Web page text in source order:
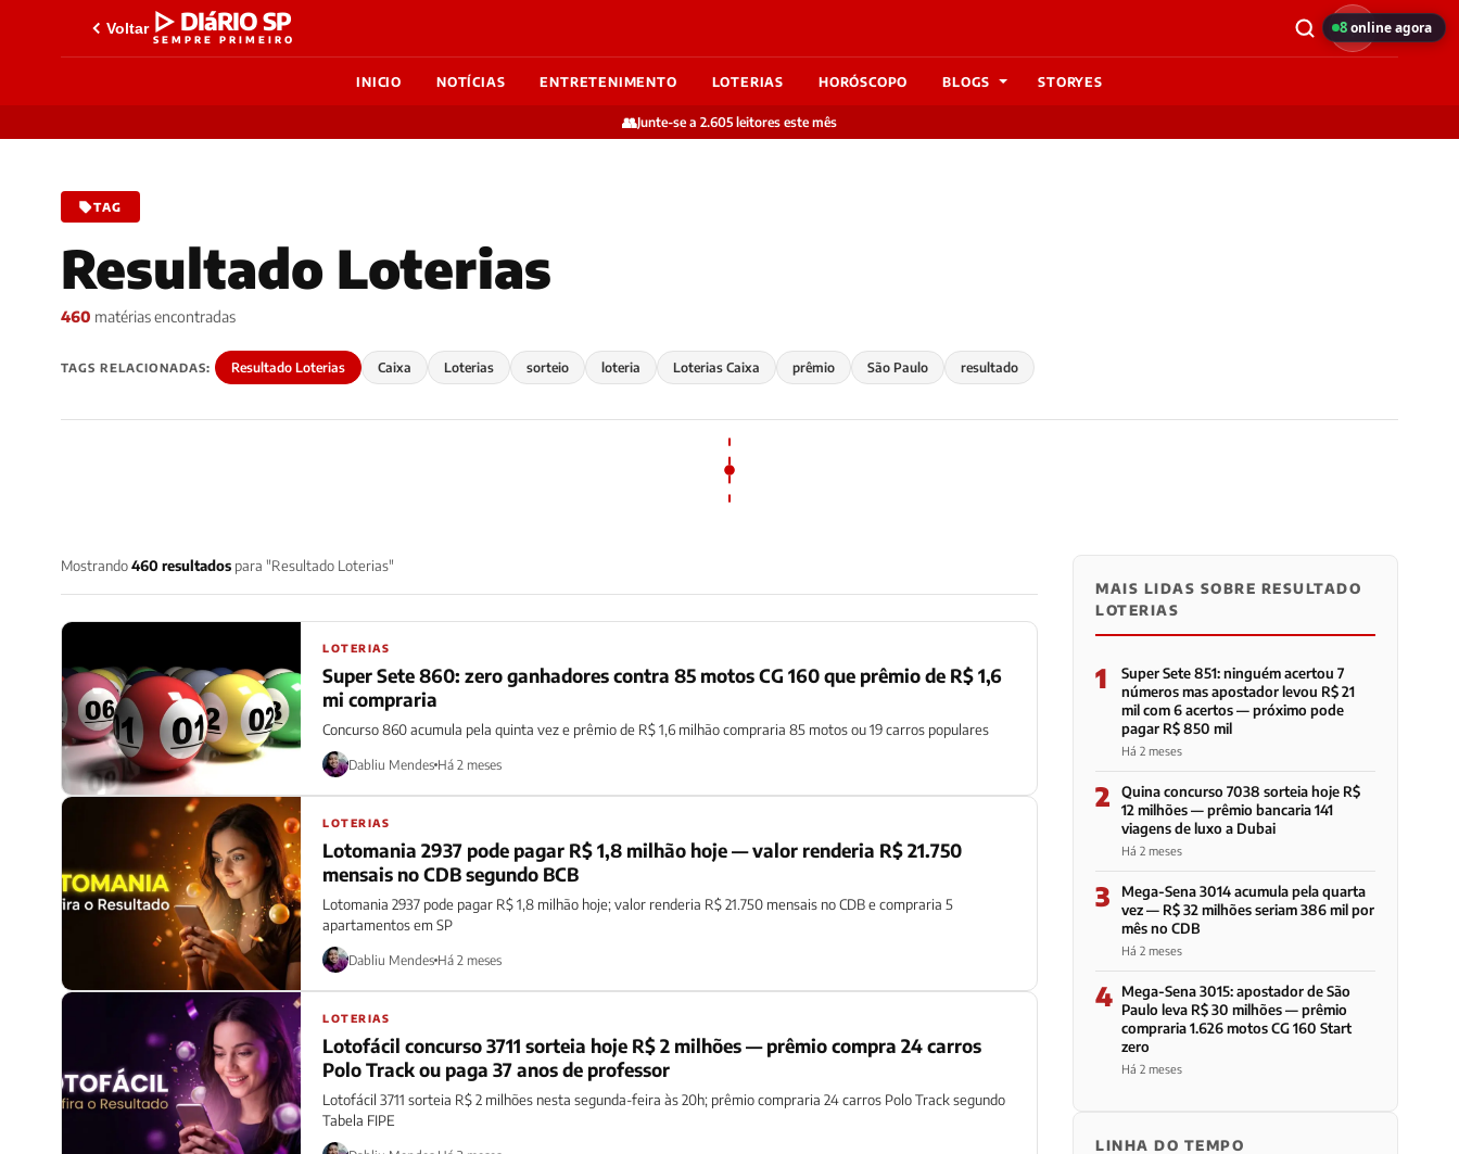
Voltar ▷ DIáRIO SP
SEMPRE PRIMEIRO
INICIO NOTÍCIAS ENTRETENIMENTO LOTERIAS HORÓSCOPO BLOGS STORYES
👥Junte-se a 2.605 leitores este mês
TAG
Resultado Loterias
460 matérias encontradas
TAGS RELACIONADAS: Resultado Loterias Caixa Loterias sorteio loteria Loterias Caixa prêmio São Paulo resultado
Mostrando460 resultados para "Resultado Loterias"
LOTERIAS
Super Sete 860: zero ganhadores contra 85 motos CG 160 que prêmio de R$ 1,6
mi compraria
Concurso 860 acumula pela quinta vez e prêmio de R$ 1,6 milhão compraria 85 motos ou 19 carros populares
Dabliu Mendes Há 2 meses
LOTERIAS
Lotomania 2937 pode pagar R$ 1,8 milhão hoje — valor renderia R$ 21.750
mensais no CDB segundo BCB
Lotomania 2937 pode pagar R$ 1,8 milhão hoje; valor renderia R$ 21.750 mensais no CDB e compraria 5
apartamentos em SP
Dabliu Mendes Há 2 meses
LOTERIAS
Lotofácil concurso 3711 sorteia hoje R$ 2 milhões — prêmio compra 24 carros
Polo Track ou paga 37 anos de professor
Lotofácil 3711 sorteia R$ 2 milhões nesta segunda-feira às 20h; prêmio compraria 24 carros Polo Track segundo
Tabela FIPE
MAIS LIDAS SOBRE RESULTADO
LOTERIAS
1
Super Sete 851: ninguém acertou 7
números mas apostador levou R$ 21
mil com 6 acertos — próximo pode
pagar R$ 850 mil
Há 2 meses
2
Quina concurso 7038 sorteia hoje R$
12 milhões — prêmio bancaria 141
viagens de luxo a Dubai
Há 2 meses
3
Mega-Sena 3014 acumula pela quarta
vez — R$ 32 milhões seriam 386 mil por
mês no CDB
Há 2 meses
4 Mega-Sena 3015: apostador de São
Paulo leva R$ 30 milhões — prêmio
compraria 1.626 motos CG 160 Start
zero
Há 2 meses
LINHA DO TEMPO
8online agora